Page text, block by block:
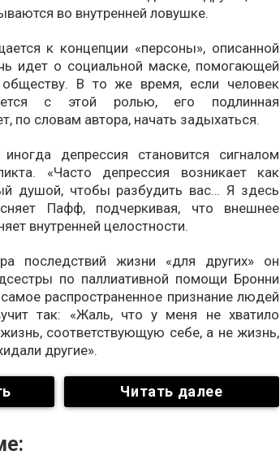
во внутренней ловушке.
к концепции «персоны», описанной
идет о социальной маске, помогающей
обществу. В то же время, если человек
с этой ролью, его подлинная
по словам автора, начать задыхаться.
депрессия становится сигналом
«Часто депрессия возникает как
душой, чтобы разбудить вас… Я здесь
Пафф, подчеркивая, что внешнее
внутренней целостности.
последствий жизни «для других» он
по паллиативной помощи Бронни
распространенное признание людей
так: «Жаль, что у меня не хватило
соответствующую себе, а не жизнь,
другие».
Читать далее